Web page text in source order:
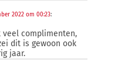
2022 om 00:23:
complimenten,
dit is gewoon ook
jaar.